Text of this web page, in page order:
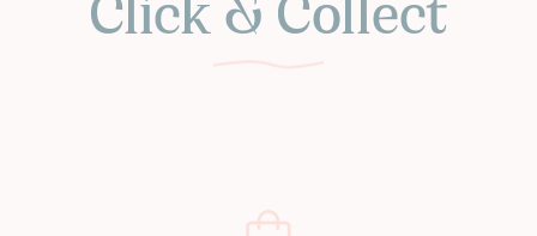
Click & Collect